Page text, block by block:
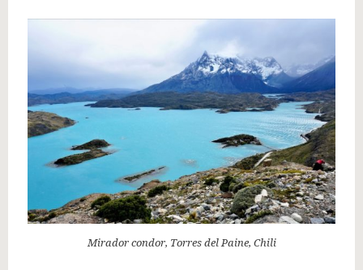
Mirador condor, Torres del Paine, Chili